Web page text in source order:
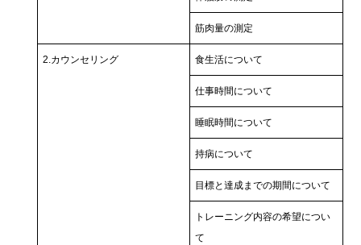
筋肉量の測定
2.カウンセリング 食生活について
仕事時間について
睡眠時間について
持病について
目標と達成までの期間について
トレーニング内容の希望につい
て